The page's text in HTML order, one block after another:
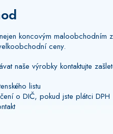
koncovým maloobchodním
ceny.
naše výrobky kontaktujte
listu
o DIČ, pokud jste plátci DPH